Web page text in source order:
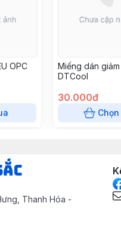
OPC
Miếng dán
DTCool
30.000đ
Thanh Hóa -